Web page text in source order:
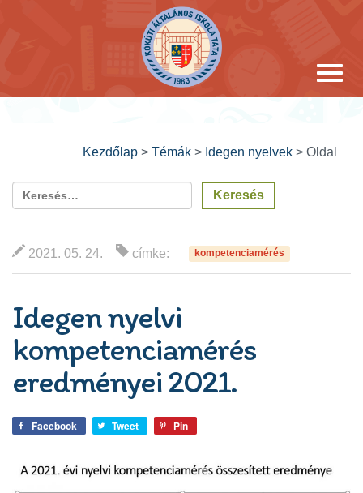
Kezdőlap > Témák > Idegen nyelvek > Oldal
2021. 05. 24. címke: kompetenciamérés
Idegen nyelvi
kompetenciamérés
eredményei 2021.
Facebook Tweet Pin